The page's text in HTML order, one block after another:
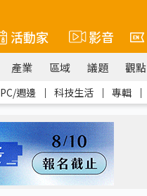
活動家 影音
產業 區域 議題 觀點
PC/週邊 ｜ 科技生活 ｜ 專輯 ｜